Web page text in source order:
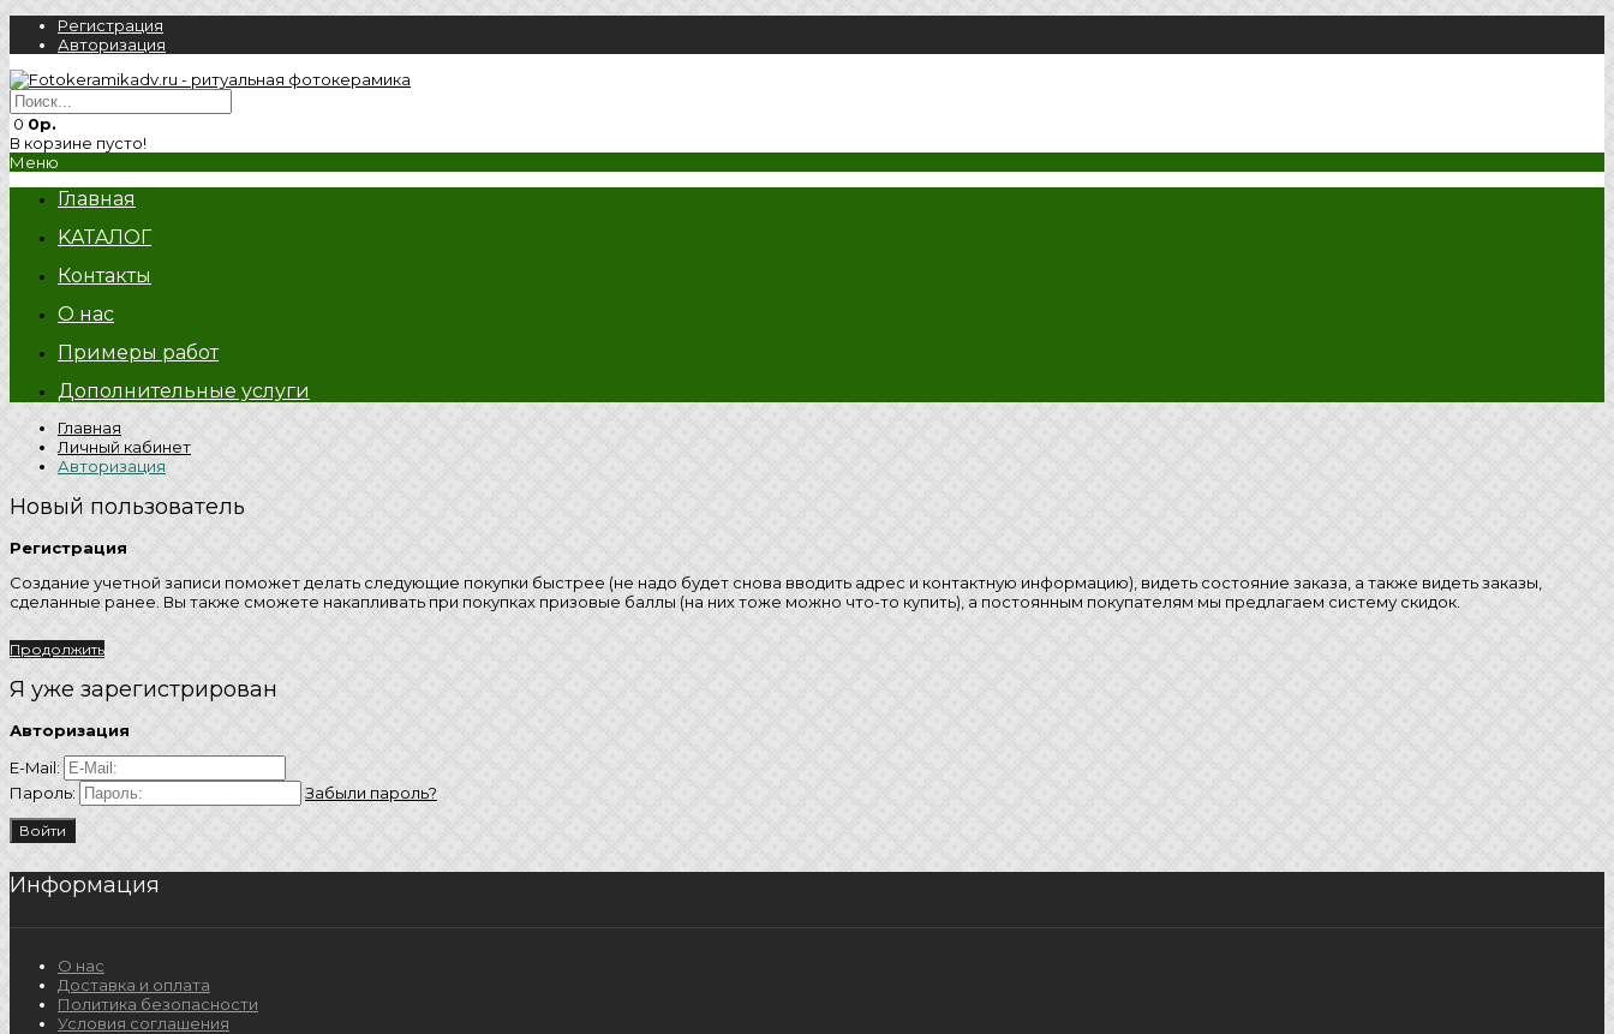
Регистрация
Авторизация
0 0р.
В корзине пусто!
Меню
Главная
KATAЛОГ
Контакты
О нас
Примеры работ
Дополнительные услуги
Главная
Личный кабинет
Авторизация
Новый пользователь
Регистрация
Создание учетной записи поможет делать следующие покупки быстрее (не надо будет снова вводить адрес и контактную информацию), видеть состояние заказа, а также видеть заказы,
сделанные ранее. Вы также сможете накапливать при покупках призовые баллы (на них тоже можно что-то купить), а постоянным покупателям мы предлагаем систему скидок.
Продолжить
Я уже зарегистрирован
Авторизация
E-Mail:
Пароль:
Забыли пароль?
Информация
О нас
Доставка и оплата
Политика безопасности
Условия соглашения